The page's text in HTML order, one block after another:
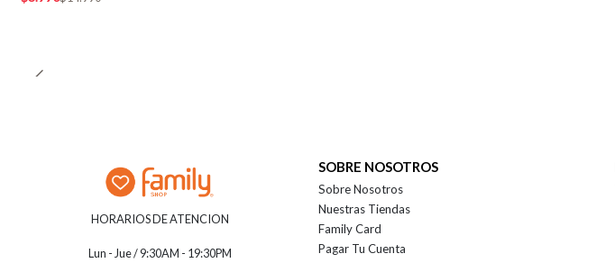
HORARIOS DE ATENCION
Lun - Jue / 9:30AM - 19:30PM
SOBRE NOSOTROS
Sobre Nosotros
Nuestras Tiendas
Family Card
Pagar Tu Cuenta